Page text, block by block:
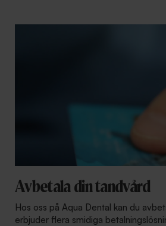
Avbetala din tandvård
Hos oss på Aqua Dental kan du
erbjuder flera smidiga